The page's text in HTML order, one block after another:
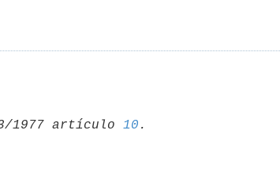
1977 artículo 10